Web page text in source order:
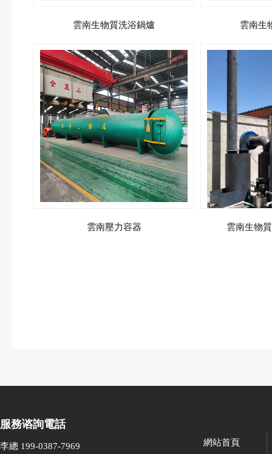
雲南生物質洗浴鍋爐 雲南生
雲南壓力容器 雲南生物
服務谘詢電話
李總 199-0387-7969 網站首頁